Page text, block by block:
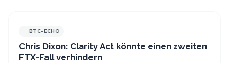
BTC-ECHO
Chris Dixon: Clarity Act könnte einen zweiten
FTX-Fall verhindern